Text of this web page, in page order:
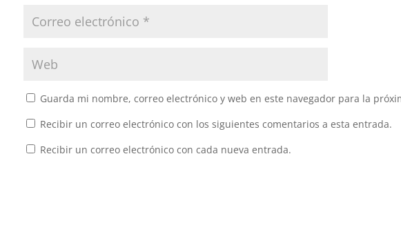
Guarda mi nombre, correo electrónico y web en este navegador para la
Recibir un correo electrónico con los siguientes comentarios a esta entrada.
Recibir un correo electrónico con cada nueva entrada.